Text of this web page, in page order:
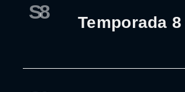
S8 Temporada 8